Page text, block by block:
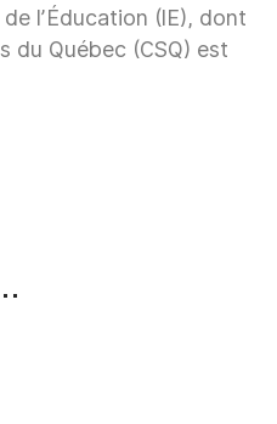
l’Éducation (IE), dont
du Québec (CSQ) est